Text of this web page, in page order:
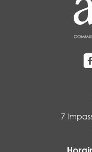
7